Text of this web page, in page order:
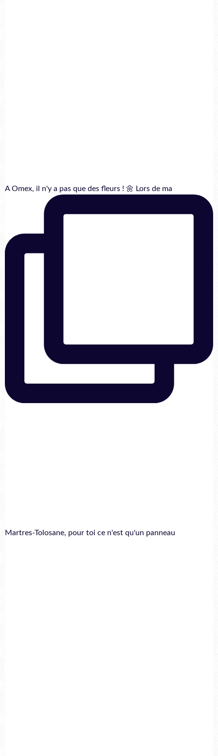
A Omex, il n'y a pas que des fleurs ! 🌼 Lors de ma
Martres-Tolosane, pour toi ce n'est qu'un panneau